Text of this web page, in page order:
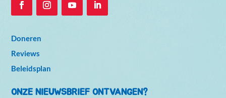
Doneren
Reviews
Beleidsplan
ONZE NIEUWSBRIEF ONTVANGEN?